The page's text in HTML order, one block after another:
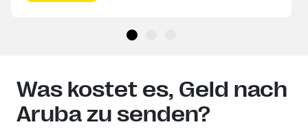
Was kostet es, Geld nach
Aruba zu senden?